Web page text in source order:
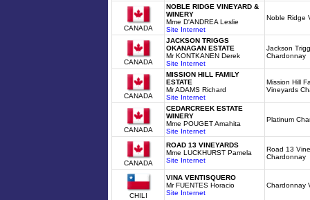
CANADA
NOBLE RIDGE VINEYARD &
WINERY
Mme D'ANDREA Leslie
Site Internet
Noble Ridge
CANADA
JACKSON TRIGGS
OKANAGAN ESTATE
Mr KONTKANEN Derek
Site Internet
Jackson
Chardonnay
CANADA
MISSION HILL FAMILY
ESTATE
Mr ADAMS Richard
Site Internet
Mission Hill
Vineyards
CANADA
CEDARCREEK ESTATE
WINERY
Mme POUGET Amahita
Site Internet
Platinum
CANADA
ROAD 13 VINEYARDS
Mme LUCKHURST Pamela
Site Internet
Road 13
Chardonnay
CHILI
VINA VENTISQUERO
Mr FUENTES Horacio
Site Internet
Chardonnay